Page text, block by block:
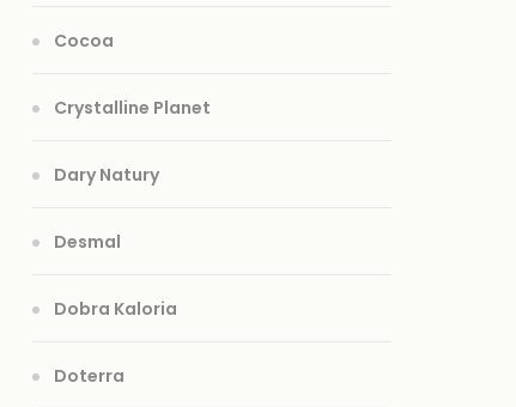
Cocoa
Crystalline Planet
Dary Natury
Desmal
Dobra Kaloria
Doterra